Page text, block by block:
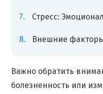
Стресс:
Внешние
Важно обратить
болезненность или